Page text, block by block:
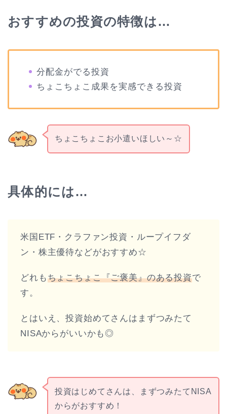
おすすめの投資の特徴は…
分配金がでる投資
ちょこちょこ成果を実感できる投資
ちょこちょこお小遣いほしい～☆
具体的には…
米国ETF・クラファン投資・ループイフダ
ン・株主優待などがおすすめ☆
どれもちょこちょこ『ご褒美』のある投資で
す。
とはいえ、投資始めてさんはまずつみたて
NISAからがいいかも◎
投資はじめてさんは、まずつみたてNISA
からがおすすめ！